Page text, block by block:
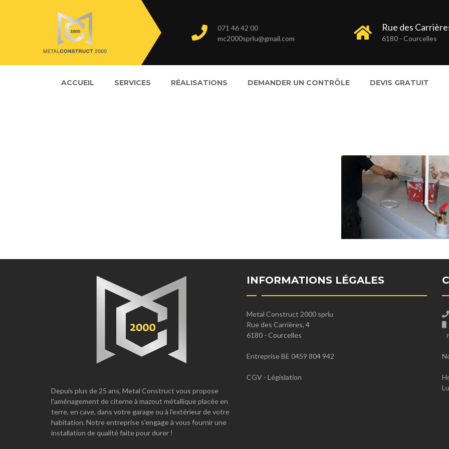
071 46 42 00
mc2000sprlu@gmail.com
Rue des
6180 - Courcelles
ACCUEIL SERVICES RÉALISATIONS DEMANDER UN CONTRÔLE DEVIS GRATUIT
Depuis plus de 25 ans, Metal Construct vous propose
l'aménagement de citerne à mazout métallique placée en
terre, en cave, dans votre garage ou à l'extérieur de votre
habitation. Notre entreprise s'engage à vous fournir une
installation de qualité faite pour durer !
INFORMATIONS LÉGALES
Metal Construct 2000 sprlu
Rue des Carrières, 4
6180 - Courcelles
Entreprise BE 0459 804 942
CGV- Législation